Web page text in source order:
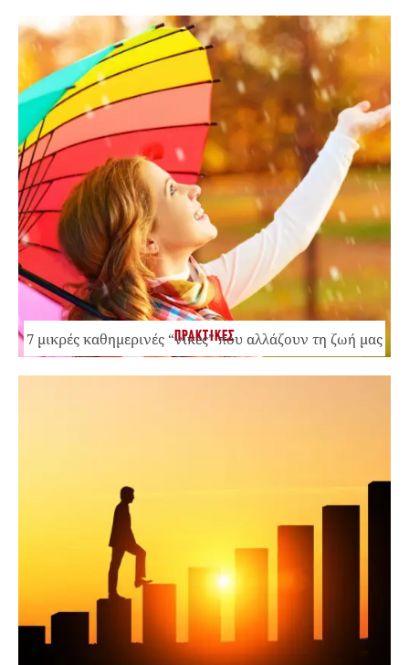
ΠΡΑΚΤΙΚΕΣ
7 μικρές καθημερινές “νίκες” που αλλάζουν τη ζωή μας